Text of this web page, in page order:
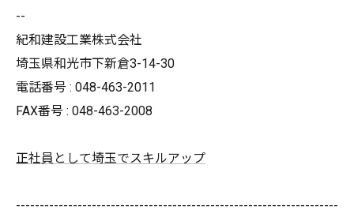
--
紀和建設工業株式会社
埼玉県和光市下新倉3-14-30
電話番号 : 048-463-2011
FAX番号 : 048-463-2008
正社員として埼玉でスキルアップ
--------------------------------------------------------------------